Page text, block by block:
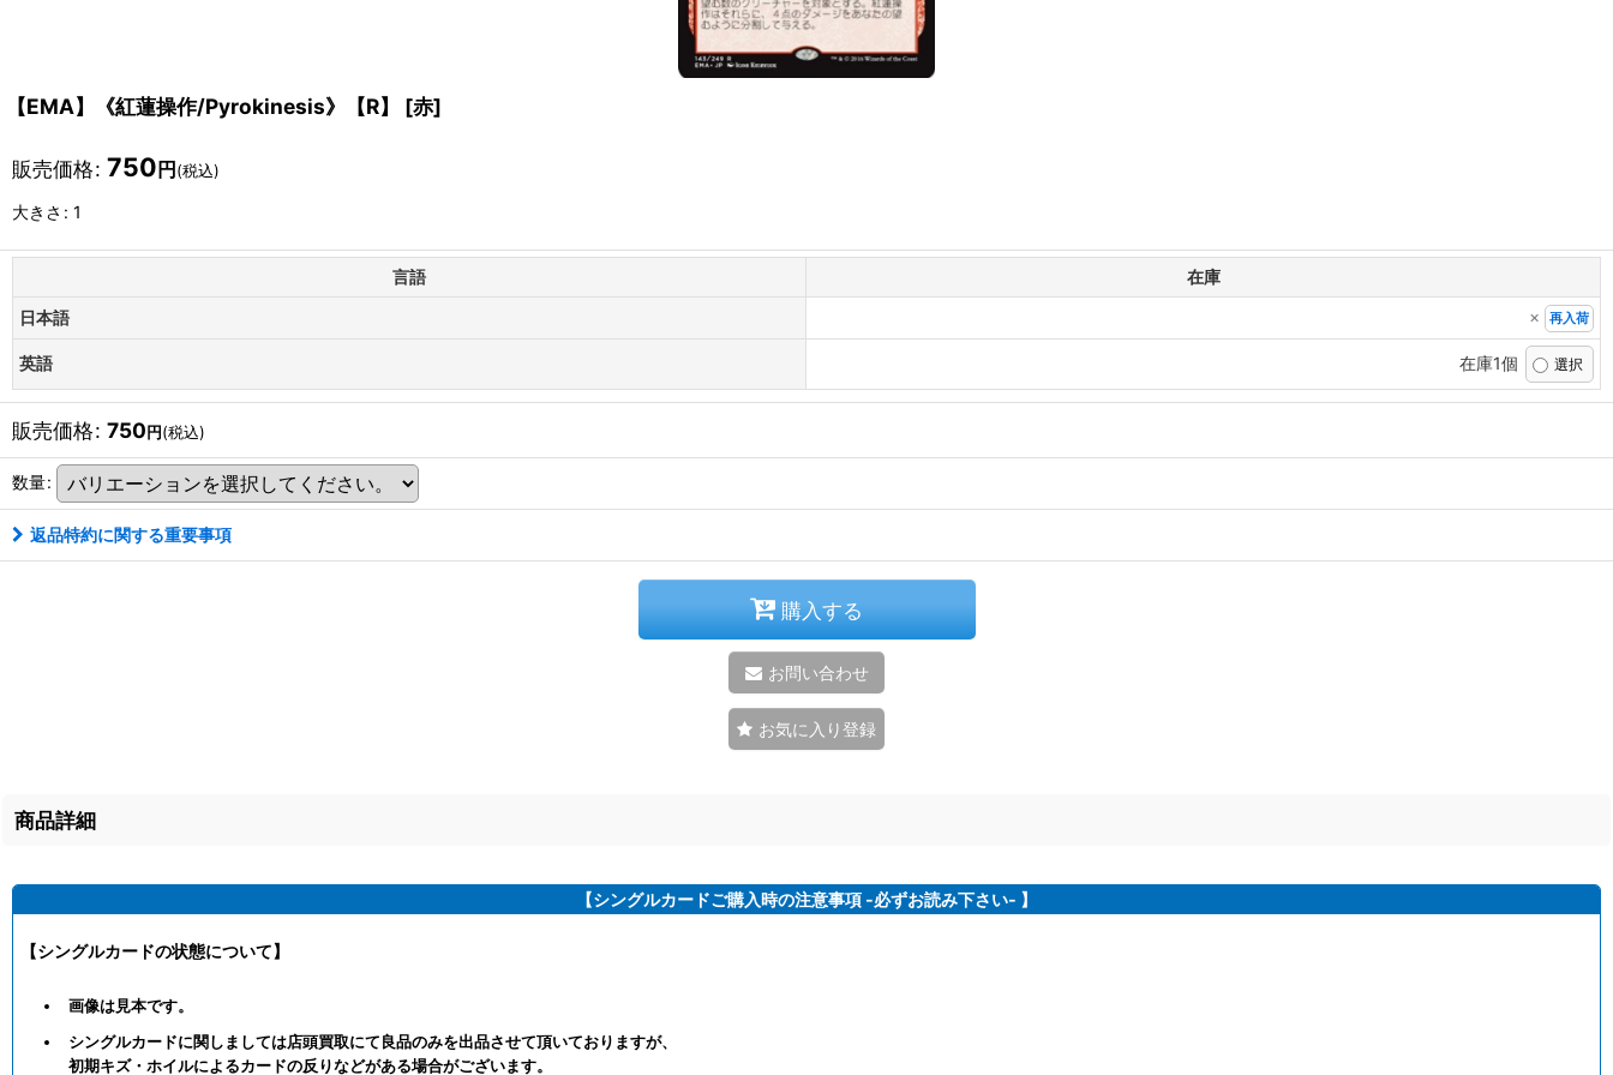
【EMA】《紅蓮操作/Pyrokinesis》【R】 [赤]
販売価格: 750 円 (税込)
大きさ : 1
言語
在庫
日本語
× 再入荷
英語 在庫1個
販売価格: 750円(税込)
数量:
返品特約に関する重要事項
購入する
お問い合わせ
お気に入り登録
商品詳細
【シングルカードご購入時の注意事項 -必ずお読み下さい- 】
【シングルカードの状態について】
画像は見本です。
シングルカードに関しましては店頭買取にて良品のみを出品させて頂いておりますが、
初期キズ・ホイルによるカードの反りなどがある場合がございます。